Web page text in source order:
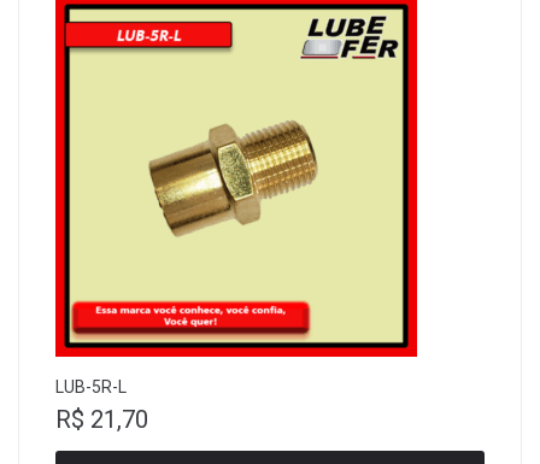
LUB-5R-L
R$ 21,70